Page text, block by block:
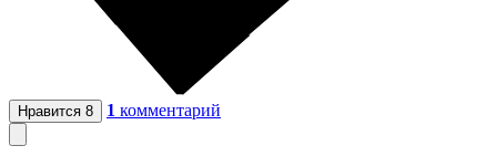
Нравится 8 1 комментарий